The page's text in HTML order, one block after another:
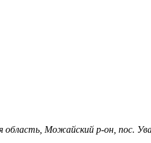
область, Можайский р-он, пос.